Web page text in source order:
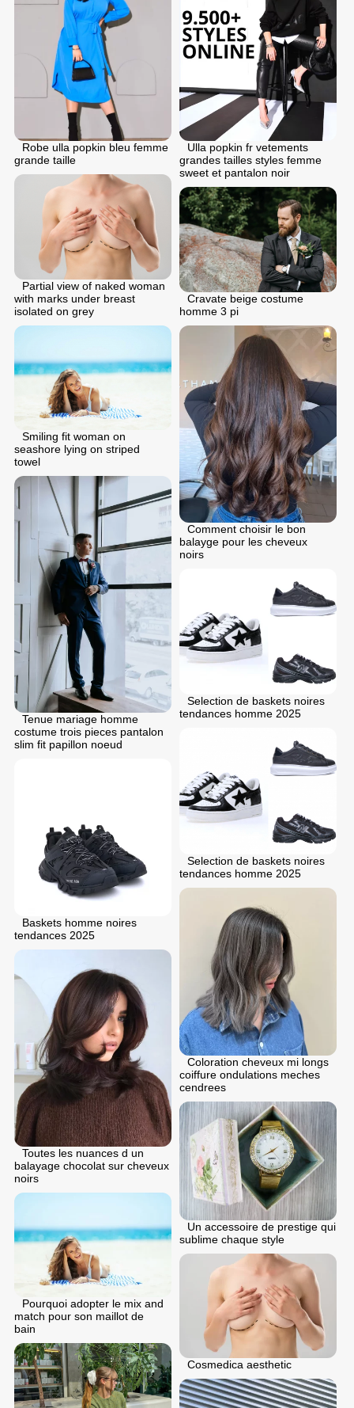
Robe ulla popkin bleu femme
grande taille
Ulla popkin fr vetements
grandes tailles styles femme
sweet et pantalon noir
Partial view of naked woman
with marks under breast
isolated on grey
Cravate beige costume
homme 3 pi
Smiling fit woman on
seashore lying on striped
towel
Comment choisir le bon
balayge pour les cheveux
noirs
Tenue mariage homme
costume trois pieces pantalon
slim fit papillon noeud
Selection de baskets noires
tendances homme 2025
Selection de baskets noires
tendances homme 2025
Baskets homme noires
tendances 2025
Coloration cheveux mi longs
coiffure ondulations meches
cendrees
Toutes les nuances d un
balayage chocolat sur cheveux
noirs
Un accessoire de prestige qui
sublime chaque style
Pourquoi adopter le mix and
match pour son maillot de
bain
Cosmedica aesthetic